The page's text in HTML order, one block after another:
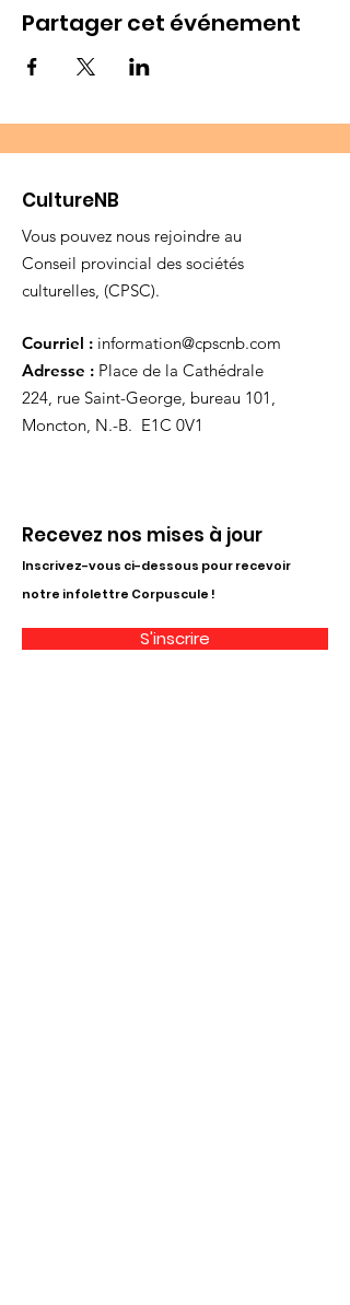
même ceux dont le français n’est pas la
langue maternelle.
passe-au-sud-acadie/
Partager cet événement
CultureNB
Vous pouvez nous rejoindre au
Conseil provincial des sociétés
culturelles, (CPSC).
Courriel : information@cpscnb.com
Adresse : Place de la Cathédrale
224, rue Saint-George, bureau 101,
Moncton, N.-B. E1C 0V1
Recevez nos mises à jour
Inscrivez-vous ci-dessous pour recevoir
notre infolettre Corpuscule !
S'inscrire